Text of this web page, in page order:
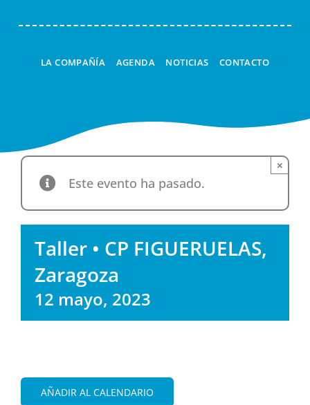
LA COMPAÑÍA AGENDA NOTICIAS CONTACTO
Este evento ha pasado.
×
Taller • CP FIGUERUELAS,
Zaragoza
12 mayo, 2023
AÑADIR AL CALENDARIO